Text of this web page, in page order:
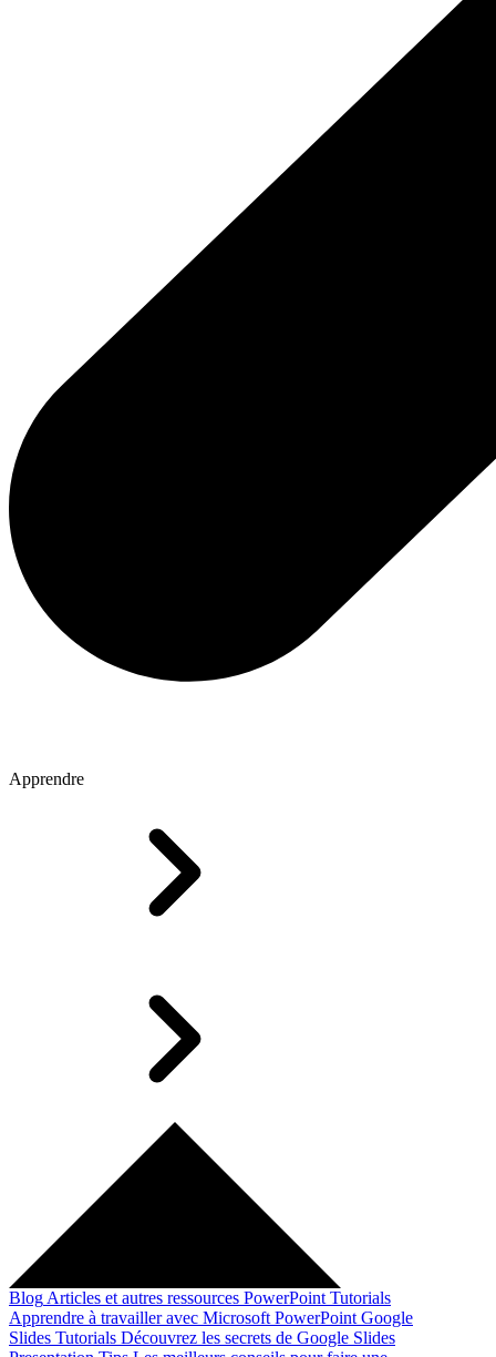
Apprendre
Blog Articles et autres ressources PowerPoint Tutorials
Apprendre à travailler avec Microsoft PowerPoint Google
Slides Tutorials Découvrez les secrets de Google Slides